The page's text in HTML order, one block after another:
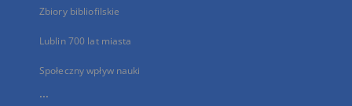
Zbiory bibliofilskie
Lublin 700 lat miasta
Społeczny wpływ nauki
...